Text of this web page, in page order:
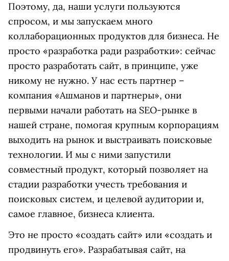
Поэтому, да, наши услуги пользуются
спросом, и мы запускаем много
коллаборационных продуктов для бизнеса. Не
просто «разработка ради разработки»: сейчас
просто разработать сайт, в принципе, уже
никому не нужно. У нас есть партнер –
компания «Ашманов и партнеры», они
первыми начали работать на SEO-рынке в
нашей стране, помогая крупным корпорациям
выходить на рынок и выстраивать поисковые
технологии. И мы с ними запустили
совместный продукт, который позволяет на
стадии разработки учесть требования и
поисковых систем, и целевой аудитории и,
самое главное, бизнеса клиента.
Это не просто «создать сайт» или «создать и
продвинуть его». Разрабатывая сайт, на